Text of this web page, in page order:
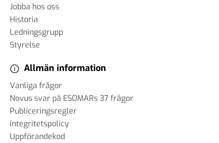
Jobba hos oss
Historia
Ledningsgrupp
Styrelse
Allmän information
Vanliga frågor
Novus svar på ESOMARs 37 frågor
Publiceringsregler
Integritetspolicy
Uppförandekod